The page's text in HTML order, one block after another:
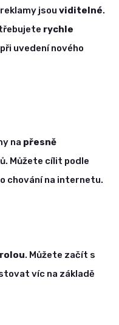
jsou viditelné.
rychle
uvedení nového
na přesně
Můžete cílit podle
chování na internetu.
. Můžete začít s
víc na základě